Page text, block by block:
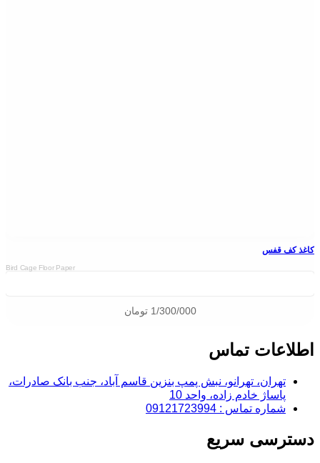
کاغذ کف قفس
Bird Cage Floor Paper
1/300/000 تومان
اطلاعات تماس
تهران، تهرانو، نبش پمپ بنزین قاسم آباد، جنب بانک صادرات،
پاساژ خادم زاده، واحد 10
شماره تماس : 09121723994
دسترسی سریع